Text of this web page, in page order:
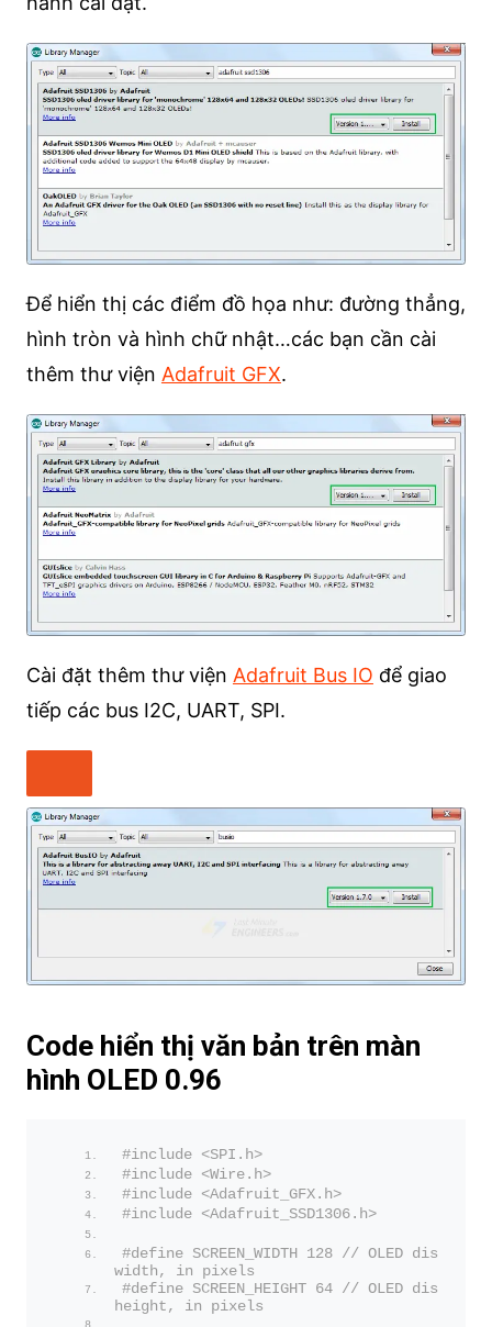
Để hiển thị các điểm đồ họa như: đường thẳng,
hình tròn và hình chữ nhật…các bạn cần cài
thêm thư viện Adafruit GFX.
Cài đặt thêm thư viện Adafruit Bus IO để giao
tiếp các bus I2C, UART, SPI.
Code hiển thị văn bản trên màn
hình OLED 0.96
#include <SPI.h>
#include <Wire.h>
#include <Adafruit_GFX.h>
#include <Adafruit_SSD1306.h>
#define SCREEN_WIDTH 128 // OLED display
width, in pixels
#define SCREEN_HEIGHT 64 // OLED display
height, in pixels